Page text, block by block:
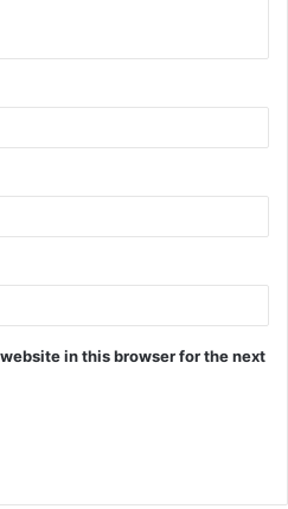
in this browser for the next